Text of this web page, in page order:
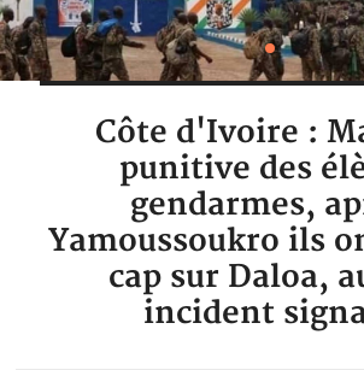
Côte d'Ivoire :
punitive des
gendarmes,
Yamoussoukro ils
cap sur Daloa,
incident